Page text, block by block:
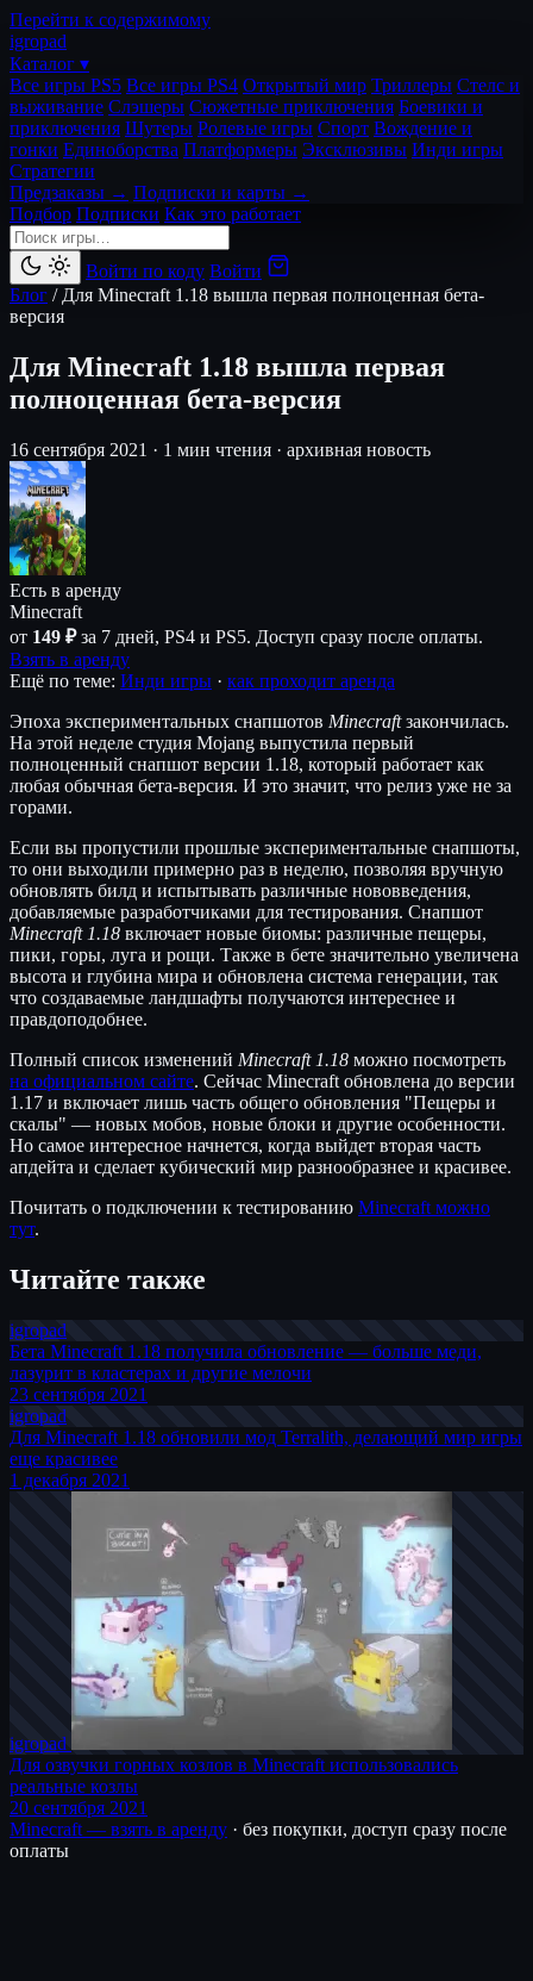
Перейти к содержимому
igropad
Каталог ▾
Все игры PS5 Все игры PS4 Открытый мир Триллеры Стелс и
выживание Слэшеры Сюжетные приключения Боевики и
приключения Шутеры Ролевые игры Спорт Вождение и
гонки Единоборства Платформеры Эксклюзивы Инди игры
Стратегии
Предзаказы → Подписки и карты →
Подбор Подписки Как это работает
Войти по коду Войти
Блог / Для Minecraft 1.18 вышла первая полноценная бета-
версия
Для Minecraft 1.18 вышла первая
полноценная бета-версия
16 сентября 2021 · 1 мин чтения · архивная новость
Есть в аренду
Minecraft
от 149 ₽за 7 дней, PS4 и PS5. Доступ сразу после оплаты.
Взять в аренду
Ещё по теме: Инди игры · как проходит аренда
Эпоха экспериментальных снапшотов Minecraftзакончилась.
На этой неделе студия Mojang выпустила первый
полноценный снапшот версии 1.18, который работает как
любая обычная бета-версия. И это значит, что релиз уже не за
горами.
Если вы пропустили прошлые экспериментальные снапшоты,
то они выходили примерно раз в неделю, позволяя вручную
обновлять билд и испытывать различные нововведения,
добавляемые разработчиками для тестирования. Снапшот
Minecraft 1.18 включает новые биомы: различные пещеры,
пики, горы, луга и рощи. Также в бете значительно увеличена
высота и глубина мира и обновлена система генерации, так
что создаваемые ландшафты получаются интереснее и
правдоподобнее.
Полный список изменений Minecraft 1.18 можно посмотреть
на официальном сайте. Сейчас Minecraft обновлена до версии
1.17 и включает лишь часть общего обновления "Пещеры и
скалы" — новых мобов, новые блоки и другие особенности.
Но самое интересное начнется, когда выйдет вторая часть
апдейта и сделает кубический мир разнообразнее и красивее.
Почитать о подключении к тестированию Minecraft можно
тут.
Читайте также
igropad
Бета Minecraft 1.18 получила обновление — больше меди,
лазурит в кластерах и другие мелочи
23 сентября 2021
igropad
Для Minecraft 1.18 обновили мод Terralith, делающий мир игры
еще красивее
1 декабря 2021
igropad
Для озвучки горных козлов в Minecraft использовались
реальные козлы
20 сентября 2021
Minecraft — взять в аренду · без покупки, доступ сразу после
оплаты